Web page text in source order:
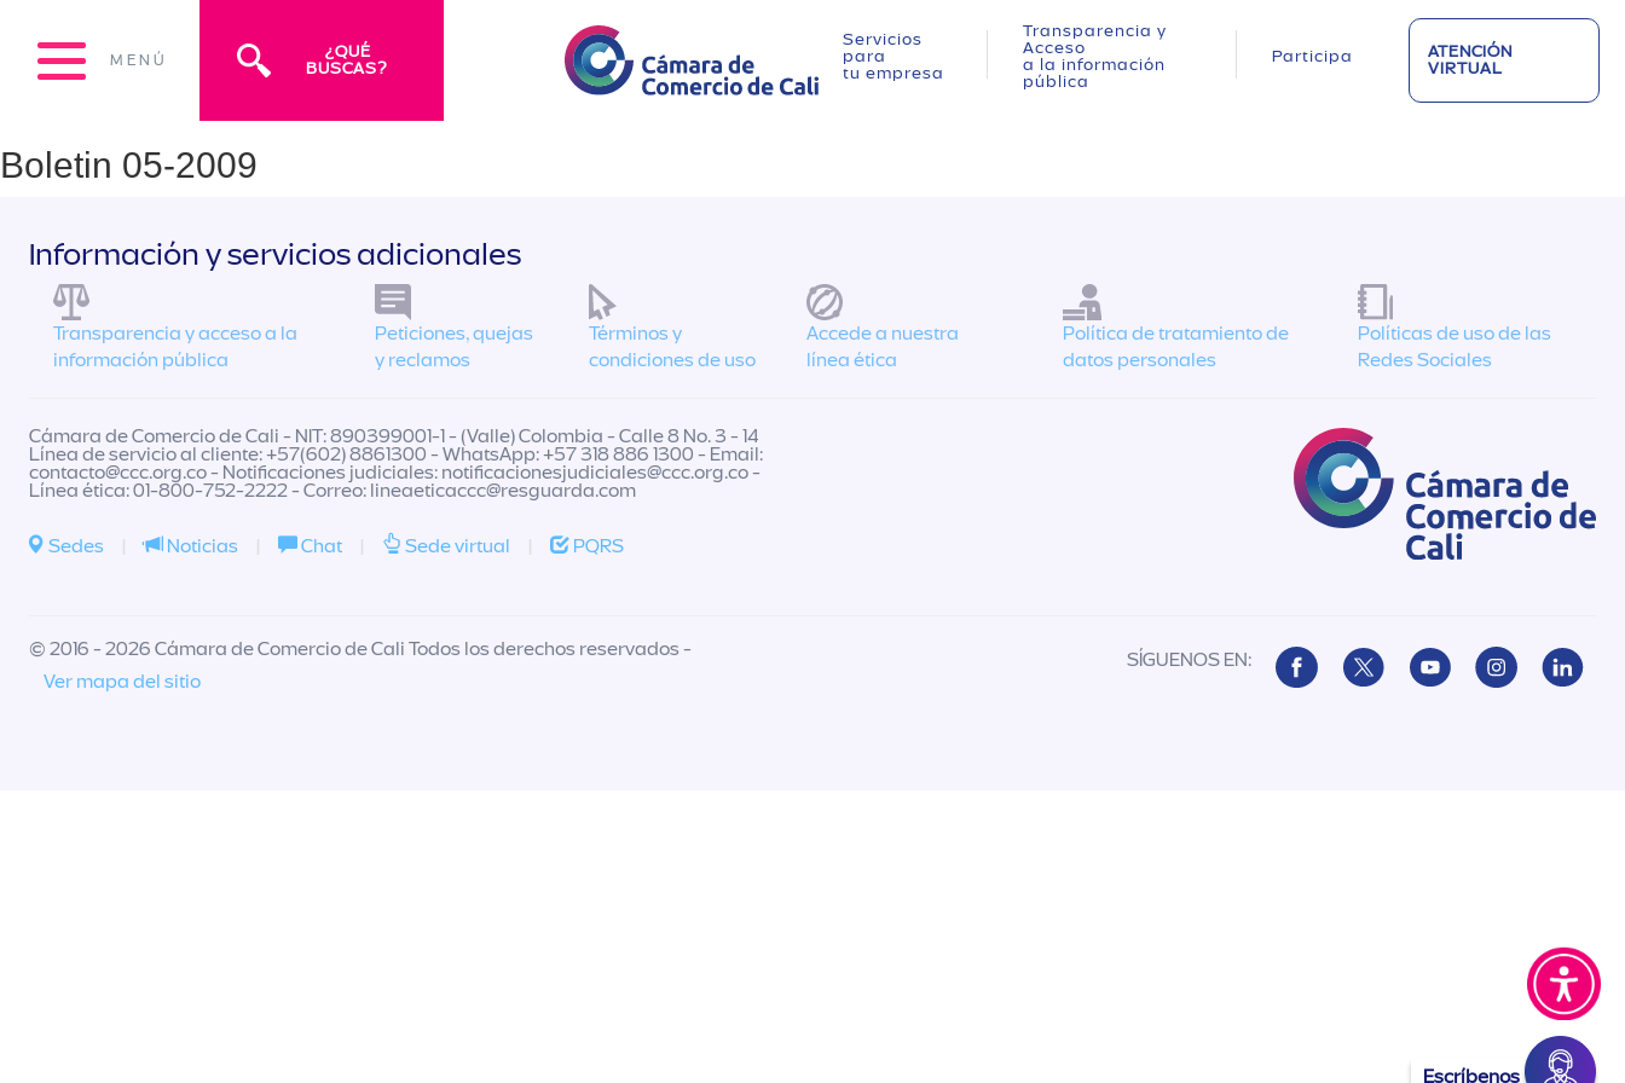
MENÚ
¿QUÉ
BUSCAS?
Servicios
para
tu empresa
Transparencia y
Acceso
a la información
pública
Participa
ATENCIÓN
VIRTUAL
Boletin 05-2009
Escríbenos
Información y servicios adicionales
Transparencia y acceso a la
información pública
Peticiones, quejas
y reclamos
Términos y
condiciones de uso
Accede a nuestra
línea ética
Política de tratamiento de
datos personales
Políticas de uso de las
Redes Sociales
Cámara de Comercio de Cali - NIT: 890399001-1 - (Valle) Colombia - Calle 8 No. 3 - 14
Línea de servicio al cliente: +57(602) 8861300 - WhatsApp: +57 318 886 1300 - Email:
contacto@ccc.org.co- Notificaciones judiciales: notificacionesjudiciales@ccc.org.co-
Línea ética: 01-800-752-2222 - Correo: lineaeticaccc@resguarda.com
Sedes | Noticias | Chat | Sede virtual | PQRS
© 2016 - 2026 Cámara de Comercio de Cali Todos los derechos reservados -
Ver mapa del sitio
SÍGUENOS EN: